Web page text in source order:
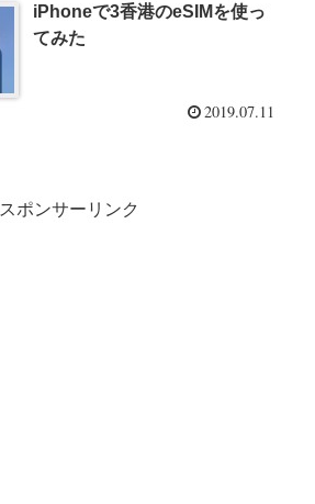
iPhoneで3香港のeSIMを使っ
てみた
2019.07.11
スポンサーリンク